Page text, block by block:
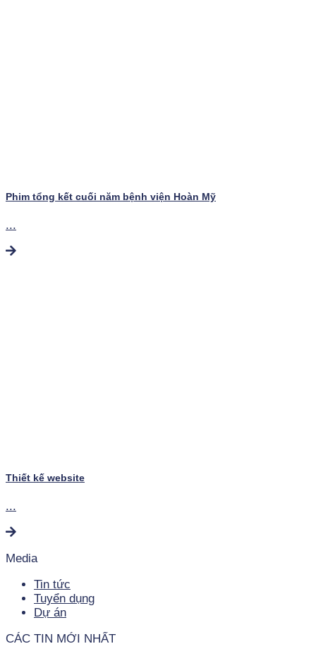
Phim tổng kết cuối năm bệnh viện Hoàn Mỹ
...
Thiết kế website
...
Media
Tin tức
Tuyển dụng
Dự án
CÁC TIN MỚI NHẤT